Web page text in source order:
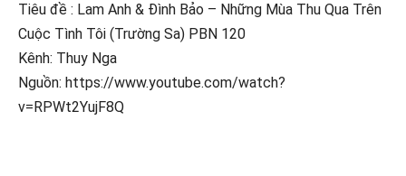
Tiêu đề : Lam Anh & Đình Bảo – Những Mùa Thu Qua Trên
Cuộc Tình Tôi (Trường Sa) PBN 120
Kênh: Thuy Nga
Nguồn: https://www.youtube.com/watch?
v=RPWt2YujF8Q